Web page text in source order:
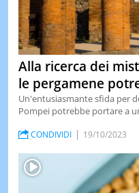
Alla ricerca dei
le pergamene
Un'entusiasmante sfida per
Pompei potrebbe portare a
CONDIVIDI 19/10/2023